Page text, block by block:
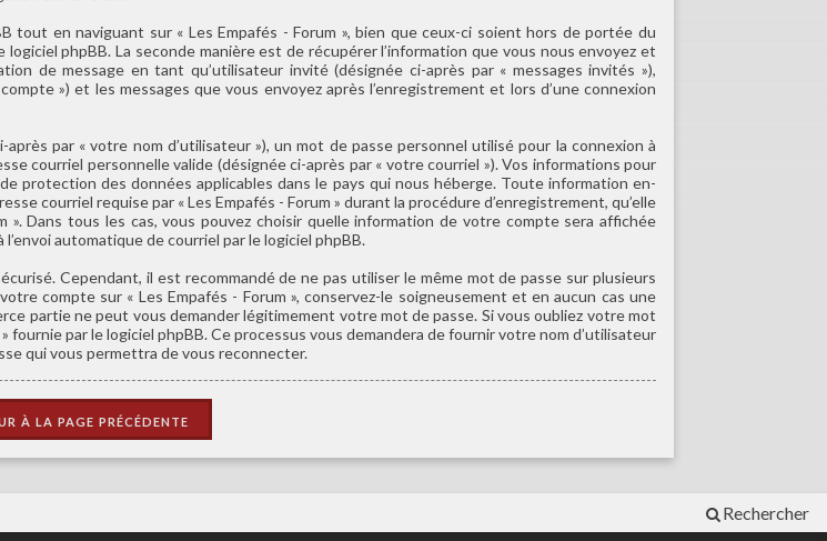
tout en naviguant sur « Les Empafés - Forum », bien que ceux-ci soient hors de portée du
phpBB. La seconde manière est de récupérer l’information que vous nous envoyez et
de message en tant qu’utilisateur invité (désignée ci-après par « messages invités »),
») et les messages que vous envoyez après l’enregistrement et lors d’une connexion
par « votre nom d’utilisateur »), un mot de passe personnel utilisé pour la connexion à
courriel personnelle valide (désignée ci-après par « votre courriel »). Vos informations pour
protection des données applicables dans le pays qui nous héberge. Toute information en-
courriel requise par « Les Empafés - Forum » durant la procédure d’enregistrement, qu’elle
Dans tous les cas, vous pouvez choisir quelle information de votre compte sera affichée
automatique de courriel par le logiciel phpBB.
Cependant, il est recommandé de ne pas utiliser le même mot de passe sur plusieurs
compte sur « Les Empafés - Forum », conservez-le soigneusement et en aucun cas une
partie ne peut vous demander légitimement votre mot de passe. Si vous oubliez votre mot
fournie par le logiciel phpBB. Ce processus vous demandera de fournir votre nom d’utilisateur
qui vous permettra de vous reconnecter.
à la page précédente
Rechercher